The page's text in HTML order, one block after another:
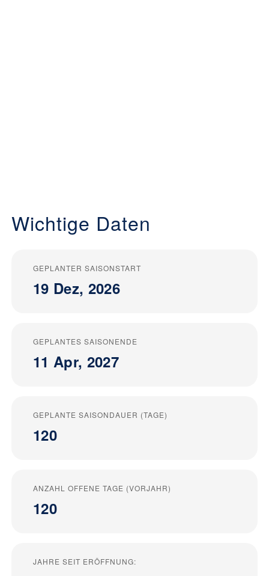
Wichtige Daten
GEPLANTER SAISONSTART
19 Dez, 2026
GEPLANTES SAISONENDE
11 Apr, 2027
GEPLANTE SAISONDAUER (TAGE)
120
ANZAHL OFFENE TAGE (VORJAHR)
120
JAHRE SEIT ERÖFFNUNG: